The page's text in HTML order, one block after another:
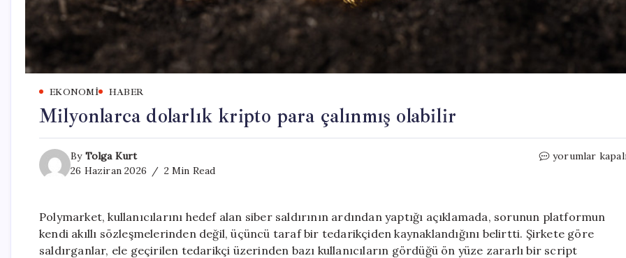
EKONOMI HABER
Milyonlarca dolarlık kripto para çalınmış olabilir
By Tolga Kurt
26 Haziran 2026
2 Min Read
Milyonlarca
çalınmış
olabilir
için
yorumlar
Polymarket, kullanıcılarını hedef alan siber saldırının ardından yaptığı açıklamada, sorunun platformun
kendi akıllı sözleşmelerinden değil, üçüncü taraf bir tedarikçiden kaynaklandığını belirtti. Şirkete göre
saldırganlar, ele geçirilen tedarikçi üzerinden bazı kullanıcıların gördüğü ön yüze zararlı bir script